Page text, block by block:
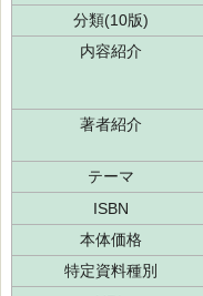
分類(10版)
内容紹介
著者紹介
テーマ
ISBN
本体価格
特定資料種別